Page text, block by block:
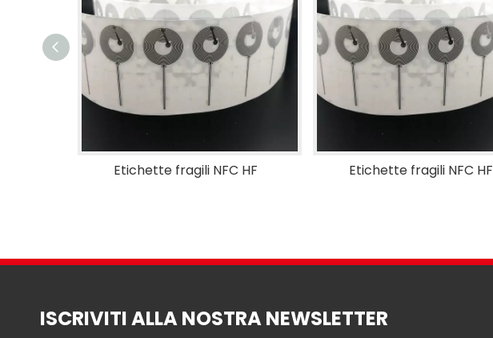
Etichette fragili NFC HF Etichette fragili NFC HF
ISCRIVITI ALLA NOSTRA NEWSLETTER